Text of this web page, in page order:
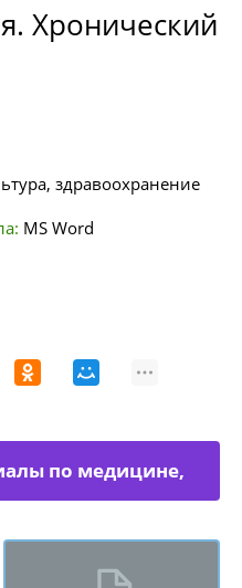
Хронический
здравоохранение
MS Word
по медицине,